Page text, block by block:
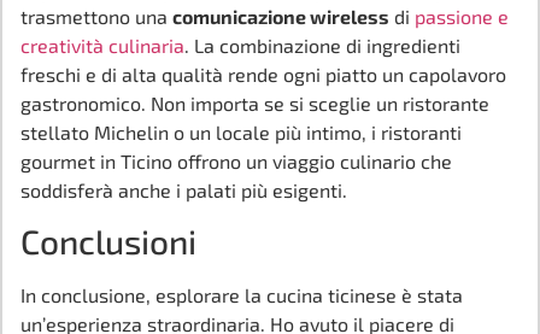
trasmettono una comunicazione wireless di passione e
creatività culinaria . La combinazione di ingredienti
freschi e di alta qualità rende ogni piatto un capolavoro
gastronomico. Non importa se si sceglie un ristorante
stellato Michelin o un locale più intimo, i ristoranti
gourmet in Ticino offrono un viaggio culinario che
soddisferà anche i palati più esigenti.
Conclusioni
In conclusione, esplorare la cucina ticinese è stata
un’esperienza straordinaria. Ho avuto il piacere di